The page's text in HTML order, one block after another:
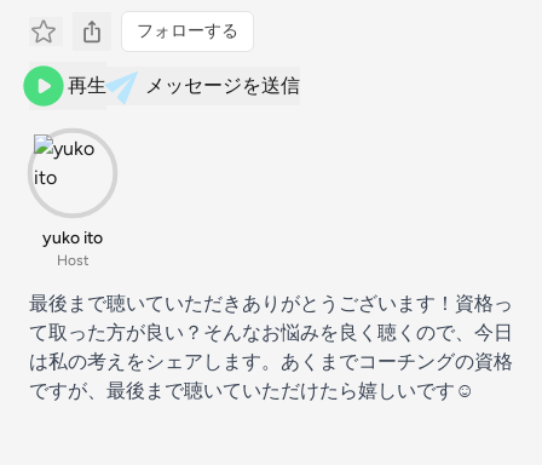
フォローする
再生 メッセージを送信
yuko ito
Host
最後まで聴いていただきありがとうございます！資格っ
て取った方が良い？そんなお悩みを良く聴くので、今日
は私の考えをシェアします。あくまでコーチングの資格
ですが、最後まで聴いていただけたら嬉しいです☺️